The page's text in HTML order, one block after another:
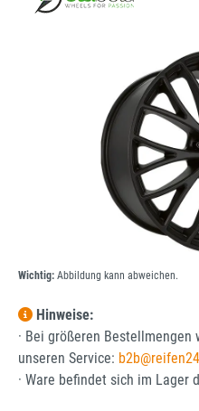
Bildergalerie überspringen
Wichtig: Abbildung kann abweichen.
Hinweise:
· Bei größeren
unseren Service:
· Ware befindet sich im Lager